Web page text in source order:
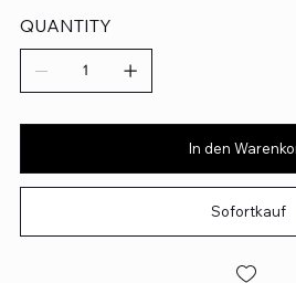
QUANTITY
In den
Sofortkauf